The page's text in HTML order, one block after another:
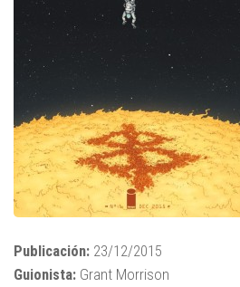
Publicación: 23/12/2015
Guionista: Grant Morrison